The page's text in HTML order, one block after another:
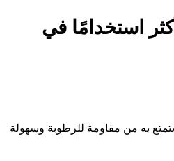
استخدامًا في
يتمتع به من مقاومة للرطوبة وسهولة